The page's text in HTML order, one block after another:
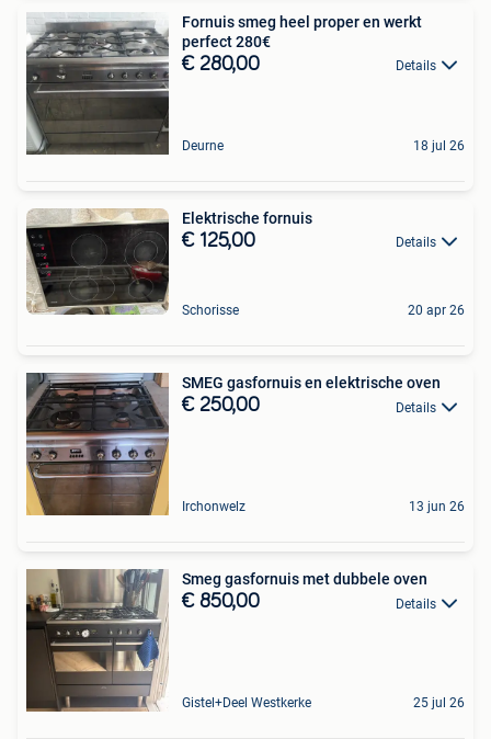
Fornuis smeg heel proper en werkt
perfect 280€
€ 280,00 Details
Deurne 18 jul 26
Elektrische fornuis
€ 125,00 Details
Schorisse 20 apr 26
SMEG gasfornuis en elektrische oven
€ 250,00 Details
Irchonwelz 13 jun 26
Smeg gasfornuis met dubbele oven
€ 850,00 Details
Gistel+Deel Westkerke 25 jul 26